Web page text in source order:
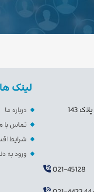
تهران، بلوار مرزداران بین خیابان نارون و سپهر پلاک 143
021-45128
لینک
درباره ما
تماس با
شرایط
ورود به